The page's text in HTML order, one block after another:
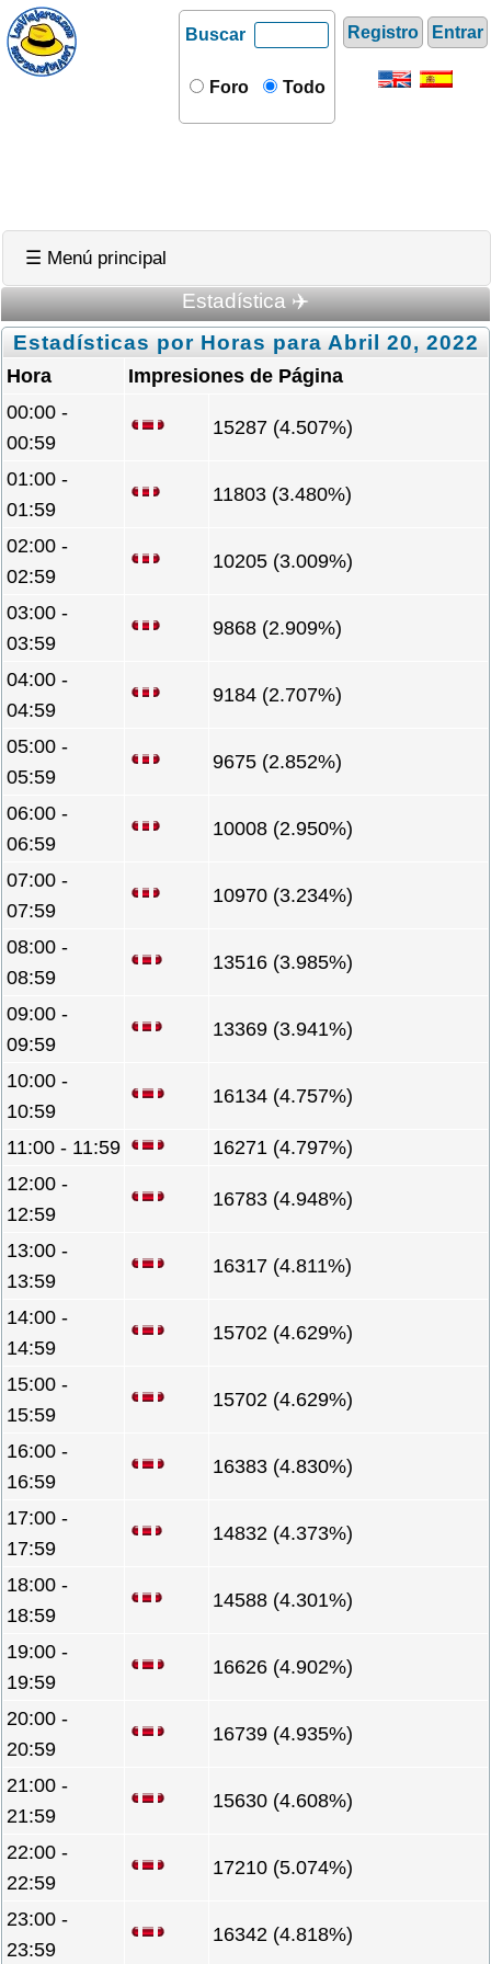
Registro Entrar
Buscar
Foro Todo
☰ Menú principal
Estadística ✈️
Estadísticas por Horas para Abril 20, 2022
Hora
Impresiones de Página
00:00 -
00:59
15287 (4.507%)
01:00 -
01:59
11803 (3.480%)
02:00 -
02:59
10205 (3.009%)
03:00 -
03:59
9868 (2.909%)
04:00 -
04:59
9184 (2.707%)
05:00 -
05:59
9675 (2.852%)
06:00 -
06:59
10008 (2.950%)
07:00 -
07:59
10970 (3.234%)
08:00 -
08:59
13516 (3.985%)
09:00 -
09:59
13369 (3.941%)
10:00 -
10:59
16134 (4.757%)
11:00 - 11:59
16271 (4.797%)
12:00 -
12:59
16783 (4.948%)
13:00 -
13:59
16317 (4.811%)
14:00 -
14:59
15702 (4.629%)
15:00 -
15:59
15702 (4.629%)
16:00 -
16:59
16383 (4.830%)
17:00 -
17:59
14832 (4.373%)
18:00 -
18:59
14588 (4.301%)
19:00 -
19:59
16626 (4.902%)
20:00 -
20:59
16739 (4.935%)
21:00 -
21:59
15630 (4.608%)
22:00 -
22:59
17210 (5.074%)
23:00 -
23:59
16342 (4.818%)